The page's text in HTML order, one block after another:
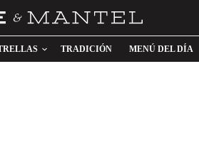
TRADICIÓN MENÚ DEL DÍA